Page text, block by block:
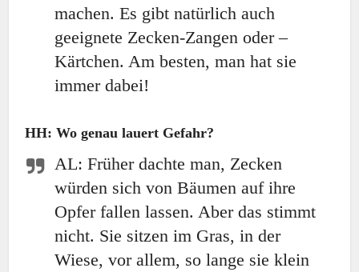
machen. Es gibt natürlich auch
geeignete Zecken-Zangen oder –
Kärtchen. Am besten, man hat sie
immer dabei!
HH: Wo genau lauert Gefahr?
AL: Früher dachte man, Zecken
würden sich von Bäumen auf ihre
Opfer fallen lassen. Aber das stimmt
nicht. Sie sitzen im Gras, in der
Wiese, vor allem, so lange sie klein